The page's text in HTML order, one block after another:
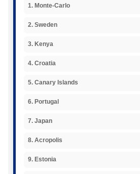
1. Monte-Carlo
2. Sweden
3. Kenya
4. Croatia
5. Canary Islands
6. Portugal
7. Japan
8. Acropolis
9. Estonia